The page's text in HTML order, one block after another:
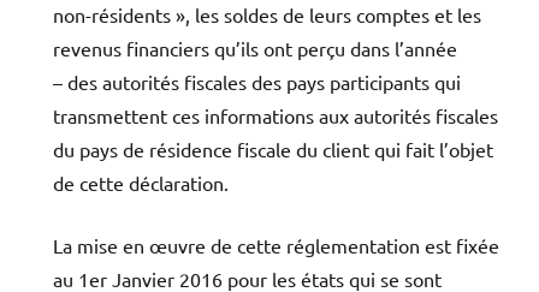
non-résidents », les soldes de leurs comptes et les
revenus financiers qu’ils ont perçu dans l’année
– des autorités fiscales des pays participants qui
transmettent ces informations aux autorités fiscales
du pays de résidence fiscale du client qui fait l’objet
de cette déclaration.
La mise en œuvre de cette réglementation est fixée
au 1er Janvier 2016 pour les états qui se sont